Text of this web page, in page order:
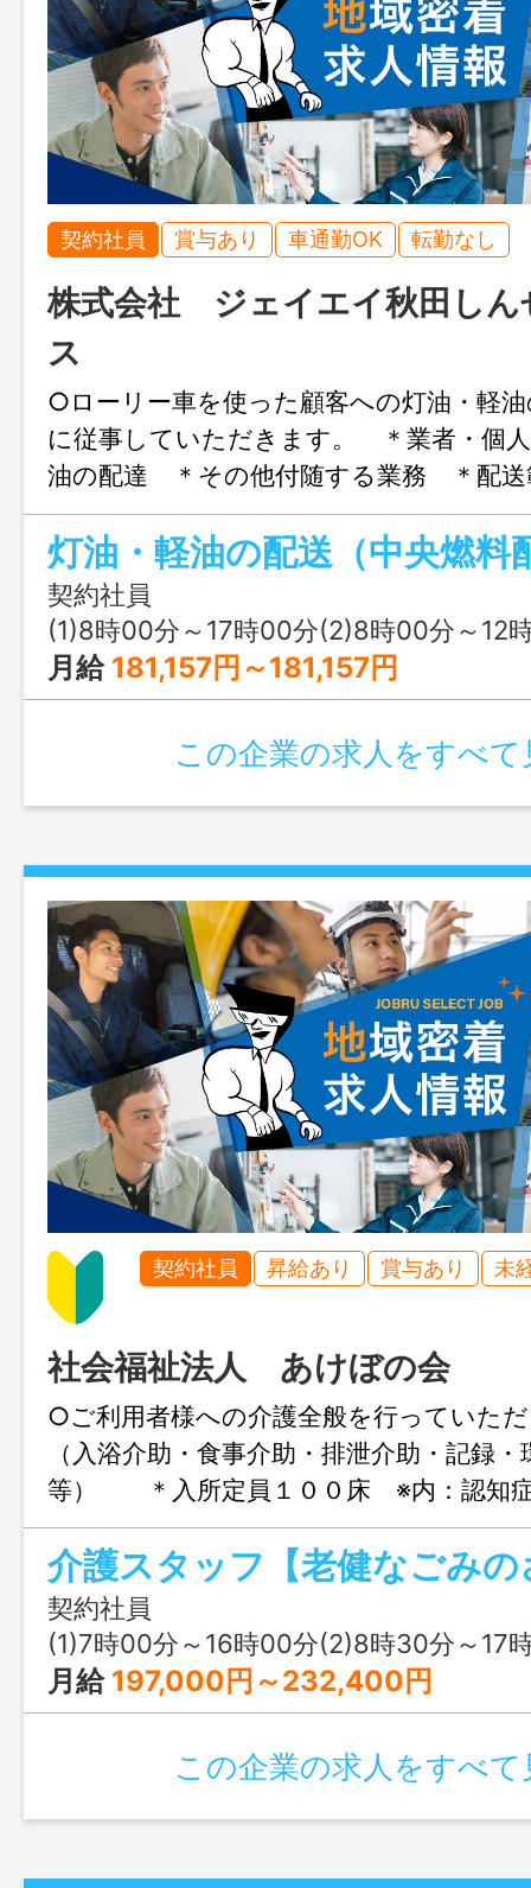
契約社員 賞与あり 車通勤OK 転勤なし
株式会社 ジェイエイ秋田しん
ス
○ローリー車を使った顧客への灯油・軽
に従事していただきます。 ＊業者・個
油の配達 ＊その他付随する業務 ＊配送
市内となります。 「変更の範囲
契約社員
(1)8時00分～17時00分(2)8時00分～12
月給 181,157円～181,157円
この企業の求人をすべて
契約社員 昇給あり 賞与あり 未
社会福祉法人 あけぼの会
○ご利用者様への介護全般を行ってい
（入浴介助・食事介助・排泄介助・記録
等） ＊入所定員１００床 ※内：認知
＊日勤帯（ケアワーカー１７名＋ナー
（ケアワーカー４名＋ナース１名） ＊
りシステムなどのＤＸを活用し、業務
の向上を図っており、働きやすい職場
着率も良好です。 ◆秋田県介護サービ
所 変更範囲：変更なし
契約社員
(1)7時00分～16時00分(2)8時30分～17時30分
月給 197,000円～232,400円
この企業の求人をすべて